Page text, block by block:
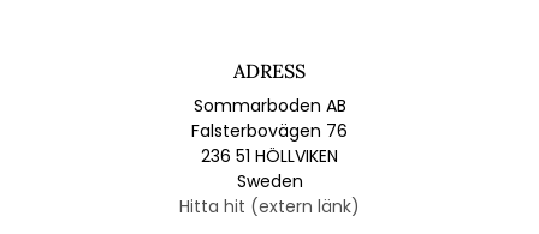
ADRESS
Sommarboden AB
Falsterbovägen 76
236 51 HÖLLVIKEN
Sweden
Hitta hit (extern länk)